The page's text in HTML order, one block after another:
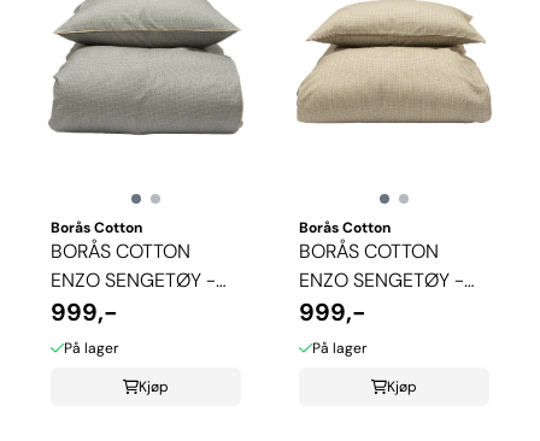
Borås Cotton
BORÅS COTTON
ENZO SENGETØY -
GRÅ
999,-
På lager
Kjøp
Borås Cotton
BORÅS COTTON
ENZO SENGETØY -
BEIGE
999,-
På lager
Kjøp